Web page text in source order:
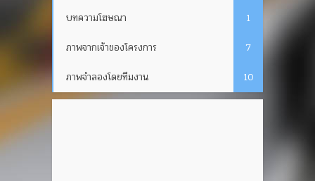
บทความโฆษณา
1
ภาพจากเจ้าของโครงการ
7
ภาพจำลองโดยทีมงาน
10